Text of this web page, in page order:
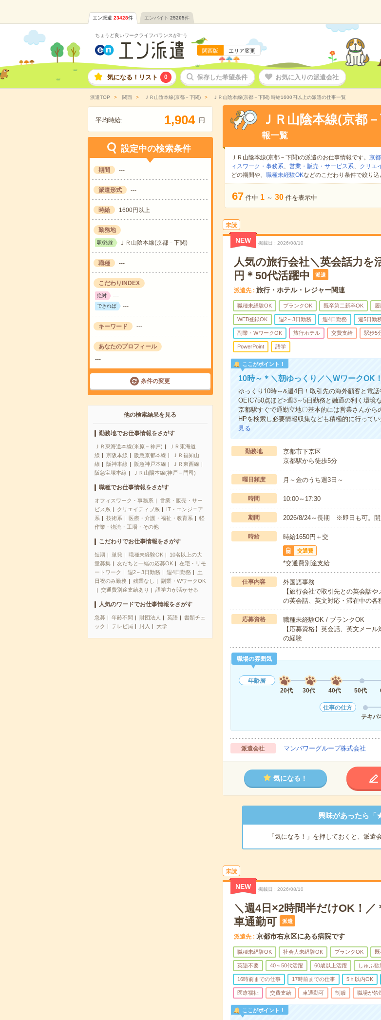
エン派遣 23428件 エンバイト 25205件
ちょうど良いワークライフバランスが叶う
関西版 エリア変更
気になる！リスト 0 保存した希望条件 お気に入りの派遣会社
派遣TOP 関西 ＪＲ山陰本線(京都－下関) ＪＲ山陰本線(京都－下関) 時給1600円以上の派遣の仕事一覧
平均時給: 1,904 円
設定中の検索条件
期間 ---
派遣形式 ---
時給 1600円以上
勤務地
駅/路線 ＪＲ山陰本線(京都－下関)
職種 ---
こだわりINDEX
絶対 ---
できれば ---
キーワード ---
あなたのプロフィール
---
条件の変更
他の検索結果を見る
勤務地でお仕事情報をさがす
ＪＲ東海道本線(米原－神戸)
ＪＲ東海道
線
京阪本線 阪急京都本線
ＪＲ福知山
線
阪神本線 阪急神戸本線
ＪＲ東西線
阪急宝塚本線
ＪＲ山陽本線(神戸－門司)
職種でお仕事情報をさがす
オフィスワーク・事務系
営業・販売・サー
ビス系
クリエイティブ系
IT・エンジニア
系
技術系 医療・介護・福祉・教育系
軽
作業・物流・工場・その他
こだわりでお仕事情報をさがす
短期 単発 職種未経験OK
10名以上の大
量募集
友だちと一緒の応募OK
在宅・リモ
ートワーク
週2～3日勤務 週4日勤務
土
日祝のみ勤務
残業なし
副業・WワークOK
交通費別途支給あり
語学力が活かせる
人気のワードでお仕事情報をさがす
急募 年齢不問 財団法人 英語
書類チェ
ック
テレビ局 封入 大学
ＪＲ山陰本線(京都
報一覧
ＪＲ山陰本線(京都－下関)の派遣のお仕事情報です。 京
ィスワーク・事務系、 営業・販売・サービス系、 クリエ
どの期間や、 職種未経験OKなどのこだわり条件で絞り込
67 件中 1 ～ 30 件を表示中
未読
NEW 掲載日 2026/08/10
人気の旅行会社＼英会話力を
円＊50代活躍中
派遣
派遣先 旅行・ホテル・レジャー関連
職種未経験OK ブランクOK 既卒第二新卒OK
WEB登録OK 週2～3日勤務 週4日勤務 週5日勤
副業・WワークOK 旅行ホテル 交費支給 駅歩5
PowerPoint 語学
ここがポイント！
10時～＊＼朝ゆっくり／＼WワークOK
ゆっくり10時～&週4日！取引先の海外顧客と電
OEIC750点ほど>週3～5日勤務と融通の利く環境
京都駅すぐで通勤立地〇基本的には営業さんか
HPを検索し必要情報収集なども積極的に行って
見る
勤務地
京都市下京区
京都駅から徒歩5分
曜日頻度 月～金のうち週3日～
時間 10:00～17:30
期間 2026/8/24～長期 ※即日も可。
時給 時給1650円＋交
交通費
*交通費別途支給
仕事内容
外国語事務
【旅行会社で取引先との英会話
の英会話、英文対応・滞在中の
応募資格
職種未経験OK / ブランクOK
【応募資格】英会話、英文メー
の経験
職場の雰囲気
年齢層
20代
30代 40代 50代
仕事の仕方
テキパ
派遣会社 マンパワーグループ株式会社
気になる！
興味があったら「
「気になる！」を押しておくと、派遣
未読
NEW 掲載日 2026/08/10
＼週4日×2時間半だけOK！
車通勤可
派遣
派遣先 京都市右京区にある病院です
職種未経験OK 社会人未経験OK ブランクOK
英語不要 40～50代活躍 60歳以上活躍 しゅふ歓
16時前までの仕事 17時前までの仕事 5ｈ以内OK
医療福祉 交費支給 車通勤可 制服 職場が禁
ここがポイント！